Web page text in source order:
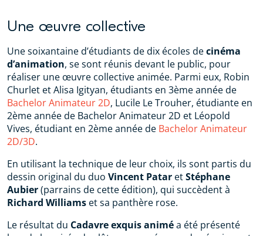
Une œuvre collective
Une soixantaine d’étudiants de dix écoles decinéma
d’animation, se sont réunis devant le public, pour
réaliser une œuvre collective animée. Parmi eux, Robin
Churlet et Alisa Igityan, étudiants en 3ème année de
Bachelor Animateur 2D, Lucile Le Trouher, étudiante en
2ème année de Bachelor Animateur 2D et Léopold
Vives, étudiant en 2ème année de Bachelor Animateur
2D/3D.
En utilisant la technique de leur choix, ils sont partis du
dessin original du duo Vincent Patar etStéphane
Aubier(parrains de cette édition), qui succèdent à
Richard Williams et sa panthère rose.
Le résultat du Cadavre exquis animéa été présenté